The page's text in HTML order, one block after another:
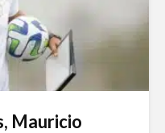
Mauricio